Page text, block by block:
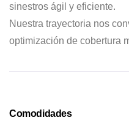
sinestros ágil y eficiente.
Nuestra trayectoria nos
optimización de cobertura